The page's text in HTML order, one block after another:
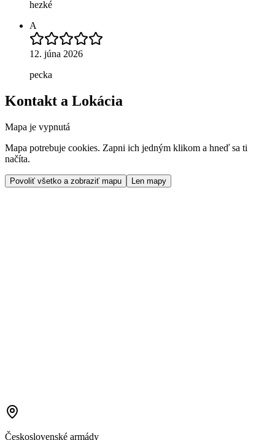
hezké
A
12. júna 2026
pecka
Kontakt a Lokácia
Mapa je vypnutá
Mapa potrebuje cookies. Zapni ich jedným klikom a hneď sa ti
načíta.
Povoliť všetko a zobraziť mapu Len mapy
Československé armády